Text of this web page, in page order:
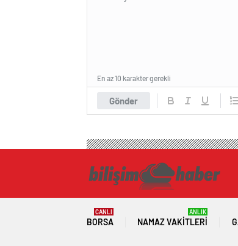
Gönder
En az 10 karakter gerekli
BORSA
CANLI
NAMAZ VAKITLERI
ANLIK